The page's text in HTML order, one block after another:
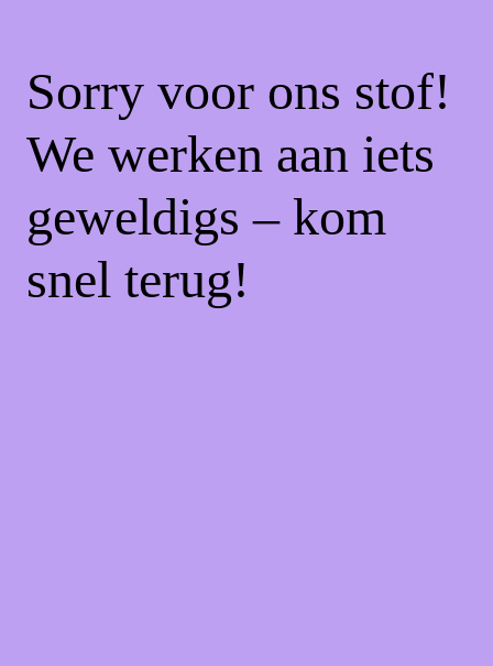
Sorry voor ons stof!
We werken aan iets
geweldigs – kom
snel terug!